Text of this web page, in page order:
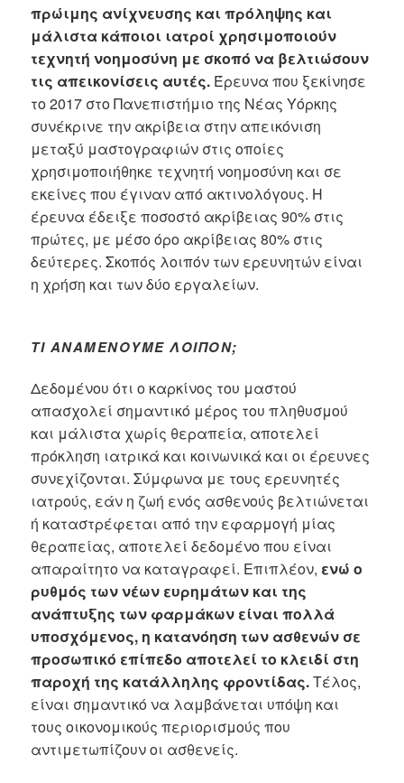
πρώιμης ανίχνευσης και πρόληψης και
μάλιστα κάποιοι ιατροί χρησιμοποιούν
τεχνητή νοημοσύνη με σκοπό να βελτιώσουν
τις απεικονίσεις αυτές. Έρευνα που ξεκίνησε
το 2017 στο Πανεπιστήμιο της Νέας Υόρκης
συνέκρινε την ακρίβεια στην απεικόνιση
μεταξύ μαστογραφιών στις οποίες
χρησιμοποιήθηκε τεχνητή νοημοσύνη και σε
εκείνες που έγιναν από ακτινολόγους. Η
έρευνα έδειξε ποσοστό ακρίβειας 90% στις
πρώτες, με μέσο όρο ακρίβειας 80% στις
δεύτερες. Σκοπός λοιπόν των ερευνητών είναι
η χρήση και των δύο εργαλείων.
ΤΙ ΑΝΑΜΈΝΟΥΜΕ ΛΟΙΠΌΝ;
Δεδομένου ότι ο καρκίνος του μαστού
απασχολεί σημαντικό μέρος του πληθυσμού
και μάλιστα χωρίς θεραπεία, αποτελεί
πρόκληση ιατρικά και κοινωνικά και οι έρευνες
συνεχίζονται. Σύμφωνα με τους ερευνητές
ιατρούς, εάν η ζωή ενός ασθενούς βελτιώνεται
ή καταστρέφεται από την εφαρμογή μίας
θεραπείας, αποτελεί δεδομένο που είναι
απαραίτητο να καταγραφεί. Επιπλέον, ενώ ο
ρυθμός των νέων ευρημάτων και της
ανάπτυξης των φαρμάκων είναι πολλά
υποσχόμενος, η κατανόηση των ασθενών σε
προσωπικό επίπεδο αποτελεί το κλειδί στη
παροχή της κατάλληλης φροντίδας.Τέλος,
είναι σημαντικό να λαμβάνεται υπόψη και
τους οικονομικούς περιορισμούς που
αντιμετωπίζουν οι ασθενείς.